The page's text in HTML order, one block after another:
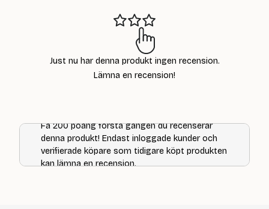
Just nu har denna produkt ingen recension.
Lämna en recension!
Få 200 poäng första gången du recenserar
denna produkt! Endast inloggade kunder och
verifierade köpare som tidigare köpt produkten
kan lämna en recension.